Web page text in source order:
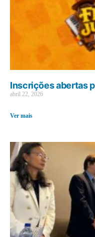
Inscrições abertas
abril 22, 2026
Ver mais